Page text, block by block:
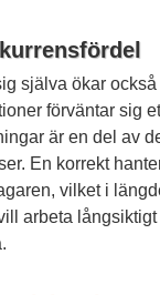
själva ökar
förväntar sig
är en del av
En korrekt
vilket i
arbeta